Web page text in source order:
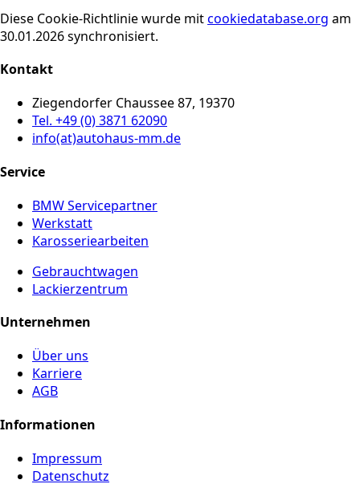
Diese Cookie-Richtlinie wurde mitcookiedatabase.org am
30.01.2026 synchronisiert.
Kontakt
Ziegendorfer Chaussee 87, 19370
Tel. +49 (0) 3871 62090
info(at)autohaus-mm.de
Service
BMW Servicepartner
Werkstatt
Karosseriearbeiten
Gebrauchtwagen
Lackierzentrum
Unternehmen
Über uns
Karriere
AGB
Informationen
Impressum
Datenschutz